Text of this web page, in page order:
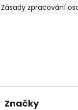
Zásady zpracování
Značky